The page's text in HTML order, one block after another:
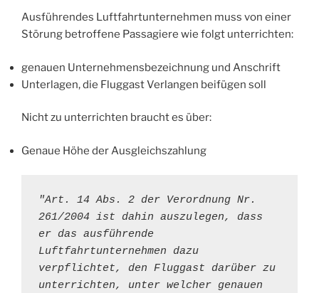
Ausführendes Luftfahrtunternehmen muss von einer
Störung betroffene Passagiere wie folgt unterrichten:
genauen Unternehmensbezeichnung und Anschrift
Unterlagen, die Fluggast Verlangen beifügen soll
Nicht zu unterrichten braucht es über:
Genaue Höhe der Ausgleichszahlung
"Art. 14 Abs. 2 der Verordnung Nr.
261/2004 ist dahin auszulegen, dass
er das ausführende
Luftfahrtunternehmen dazu
verpflichtet, den Fluggast darüber zu
unterrichten, unter welcher genauen